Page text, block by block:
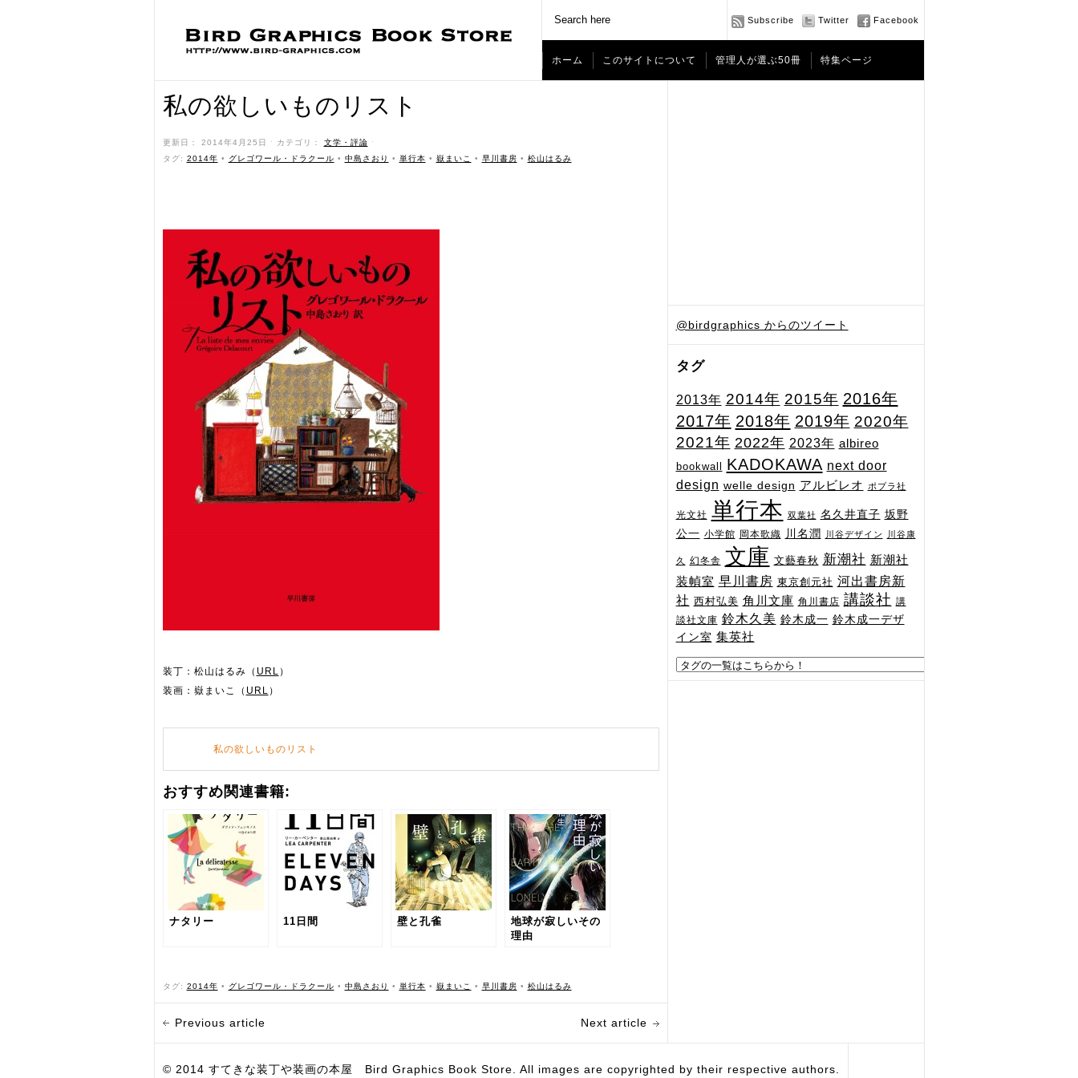
Subscribe Twitter Facebook
ホーム このサイトについて 管理人が選ぶ50冊 特集ページ
@birdgraphics からのツイート
タグ
2013年 2014年 2015年 2016年
2017年 2018年 2019年 2020年
2021年 2022年 2023年 albireo
bookwall KADOKAWA next door
design welle design アルビレオ ポプラ社
光文社 単行本 双葉社 名久井直子 坂野
公一 小学館 岡本歌織 川名潤 川谷デザイン 川谷康
久 幻冬舎 文庫 文藝春秋 新潮社 新潮社
装幀室 早川書房 東京創元社 河出書房新
社 西村弘美 角川文庫 角川書店 講談社 講
談社文庫 鈴木久美 鈴木成一 鈴木成一デザ
イン室 集英社
私の欲しいものリスト
更新日： 2014年4月25日 ˑ カテゴリ： 文学・評論 ˑ
タグ: 2014年 • グレゴワール・ドラクール • 中島さおり • 単行本 • 嶽まいこ • 早川書房 • 松山はるみ
装丁：松山はるみ（ URL ）
装画：嶽まいこ（ URL ）
私の欲しいものリスト
おすすめ関連書籍:
ナタリー 11日間 壁と孔雀
地球が寂しいその
理由
タグ: 2014年 • グレゴワール・ドラクール • 中島さおり • 単行本 • 嶽まいこ • 早川書房 • 松山はるみ
Previous article Next article
© 2014 すてきな装丁や装画の本屋 Bird Graphics Book Store. All images are copyrighted by their respective authors.